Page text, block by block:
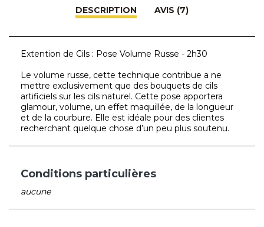
DESCRIPTION AVIS (7)
Extention de Cils : Pose Volume Russe - 2h30
Le volume russe, cette technique contribue a ne
mettre exclusivement que des bouquets de cils
artificiels sur les cils naturel. Cette pose apportera
glamour, volume, un effet maquillée, de la longueur
et de la courbure. Elle est idéale pour des clientes
recherchant quelque chose d’un peu plus soutenu.
Conditions particulières
aucune